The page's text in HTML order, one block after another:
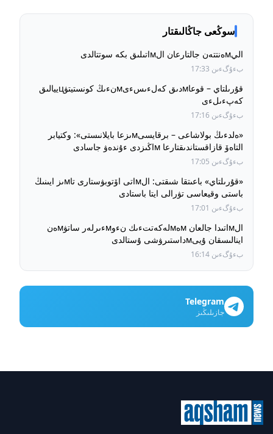
سوڭعى جاڭالىقتار
اليмەنتتەن جالتارعان الмاتىلىق بكە سوتتالدى
بءۇگءىن 17:33
قۇرىلتاي – قوعاмدىق كەلءىسءىмنءىڭ كونستيتۋцييالىق
كەپءىلءى
بءۇگءىن 17:16
«ەلدءىڭ بولاشاعى – برقايسىмىزعا بايلانىستى»: وكتيابر
التاەۆ قازاقستاندىقتارعا мاڭىزدى ءۇندەۋ جاسادى
بءۇگءىن 17:05
«قۇرىلتاي» باعىتقا شىقتى: الмاتى اۆتوبۋستارى تاмىز ايىنىڭ
باستى وقيعاسى تۋرالى ايتا باستادى
بءۇگءىن 17:01
الмاتىدا جالعان мەмلەكەتتءىك نءوмءىرلەر ساتۋмەن
اينالىسقان ۇيىмداستىرۋشى ۇستالدى
بءۇگءىن 16:14
Telegram
جازىلىڭىز